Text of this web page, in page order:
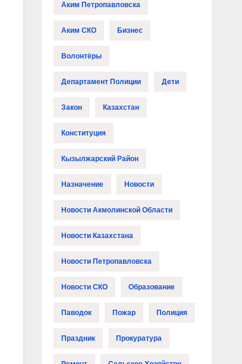
Аким Петропавловска
Аким СКО Бизнес
Волонтёры
Департамент Полиции Дети
Закон Казахстан
Конституция
Кызылжарский Район
Назначение Новости
Новости Акмолинской Области
Новости Казахстана
Новости Петропавловска
Новости СКО Образование
Паводок Пожар Полиция
Праздник Прокуратура